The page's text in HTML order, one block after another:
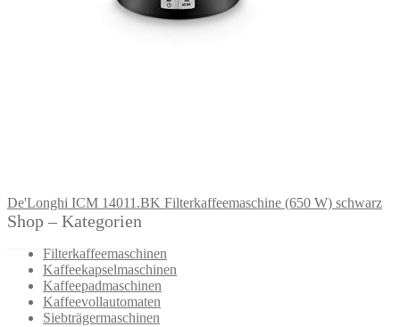
De'Longhi ICM 14011.BK Filterkaffeemaschine (650 W) schwarz
Shop – Kategorien
Filterkaffeemaschinen
Kaffeekapselmaschinen
Kaffeepadmaschinen
Kaffeevollautomaten
Siebträgermaschinen